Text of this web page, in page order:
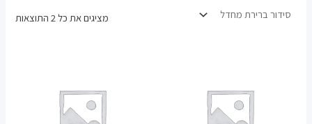
מציגים את כל ⁦2⁩ התוצאות